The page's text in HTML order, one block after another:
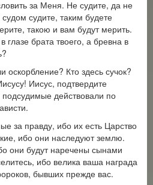
за Меня. Не судите, да не
судите, таким будете
такою и вам будут мерить.
глазе брата твоего, а бревна в
оскорбление? Кто здесь сучок?
Иисус, подтвердите
действовали по
за правду, ибо их есть Царство
ибо они наследуют землю.
они будут наречены сынами
ибо велика ваша награда
бывших прежде вас.